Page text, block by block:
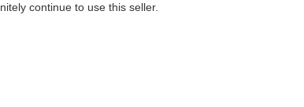
continue to use this seller.